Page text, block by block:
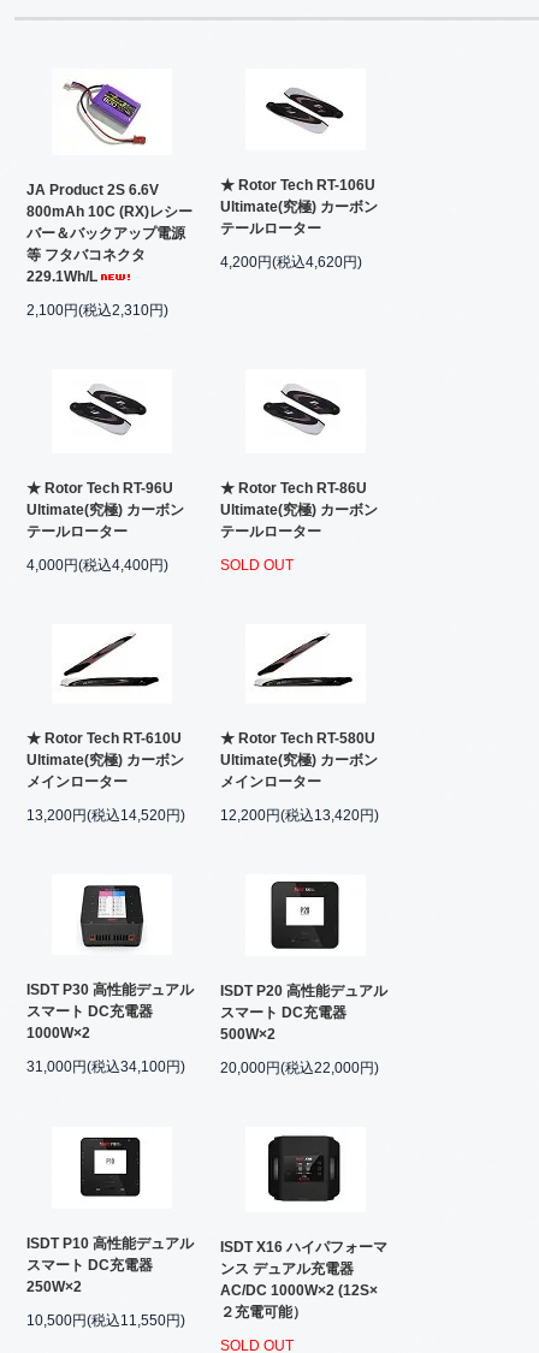
JA Product 2S 6.6V
800mAh 10C (RX)レシー
バー＆バックアップ電源
等 フタバコネクタ
229.1Wh/L
2,100円(税込2,310円)
★ Rotor Tech RT-106U
Ultimate(究極) カーボン
テールローター
4,200円(税込4,620円)
★ Rotor Tech RT-96U
Ultimate(究極) カーボン
テールローター
4,000円(税込4,400円)
★ Rotor Tech RT-86U
Ultimate(究極) カーボン
テールローター
SOLD OUT
★ Rotor Tech RT-610U
Ultimate(究極) カーボン
メインローター
13,200円(税込14,520円)
★ Rotor Tech RT-580U
Ultimate(究極) カーボン
メインローター
12,200円(税込13,420円)
ISDT P30 高性能デュアル
スマート DC充電器
1000W×2
31,000円(税込34,100円)
ISDT P20 高性能デュアル
スマート DC充電器
500W×2
20,000円(税込22,000円)
ISDT P10 高性能デュアル
スマート DC充電器
250W×2
10,500円(税込11,550円)
ISDT X16 ハイパフォーマ
ンス デュアル充電器
AC/DC 1000W×2 (12S×
２充電可能）
SOLD OUT